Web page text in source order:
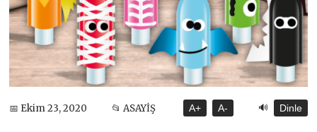
📅 Ekim 23, 2020 📂 ASAYİŞ A+ A- 🔊 Dinle